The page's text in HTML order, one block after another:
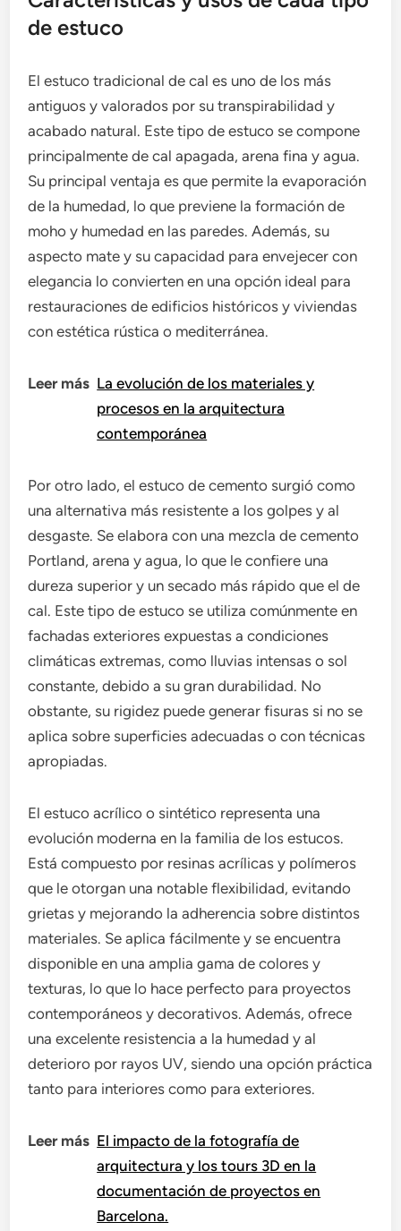
de estuco
El estuco tradicional de cal es uno de los más
antiguos y valorados por su transpirabilidad y
acabado natural. Este tipo de estuco se compone
principalmente de cal apagada, arena fina y agua.
Su principal ventaja es que permite la evaporación
de la humedad, lo que previene la formación de
moho y humedad en las paredes. Además, su
aspecto mate y su capacidad para envejecer con
elegancia lo convierten en una opción ideal para
restauraciones de edificios históricos y viviendas
con estética rústica o mediterránea.
Leer más La evolución de los materiales y
procesos en la arquitectura
contemporánea
Por otro lado, el estuco de cemento surgió como
una alternativa más resistente a los golpes y al
desgaste. Se elabora con una mezcla de cemento
Portland, arena y agua, lo que le confiere una
dureza superior y un secado más rápido que el de
cal. Este tipo de estuco se utiliza comúnmente en
fachadas exteriores expuestas a condiciones
climáticas extremas, como lluvias intensas o sol
constante, debido a su gran durabilidad. No
obstante, su rigidez puede generar fisuras si no se
aplica sobre superficies adecuadas o con técnicas
apropiadas.
El estuco acrílico o sintético representa una
evolución moderna en la familia de los estucos.
Está compuesto por resinas acrílicas y polímeros
que le otorgan una notable flexibilidad, evitando
grietas y mejorando la adherencia sobre distintos
materiales. Se aplica fácilmente y se encuentra
disponible en una amplia gama de colores y
texturas, lo que lo hace perfecto para proyectos
contemporáneos y decorativos. Además, ofrece
una excelente resistencia a la humedad y al
deterioro por rayos UV, siendo una opción práctica
tanto para interiores como para exteriores.
Leer más El impacto de la fotografía de
arquitectura y los tours 3D en la
documentación de proyectos en
Barcelona.